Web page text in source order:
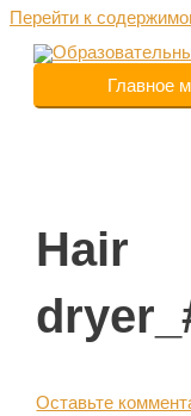
Перейти к
Главное
Hair
Оставьте